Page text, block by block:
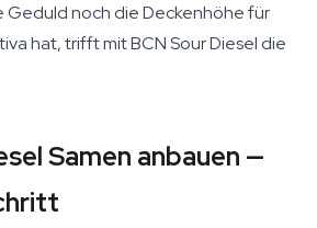
Geduld noch die Deckenhöhe für
hat, trifft mit BCN Sour Diesel die
Samen anbauen —